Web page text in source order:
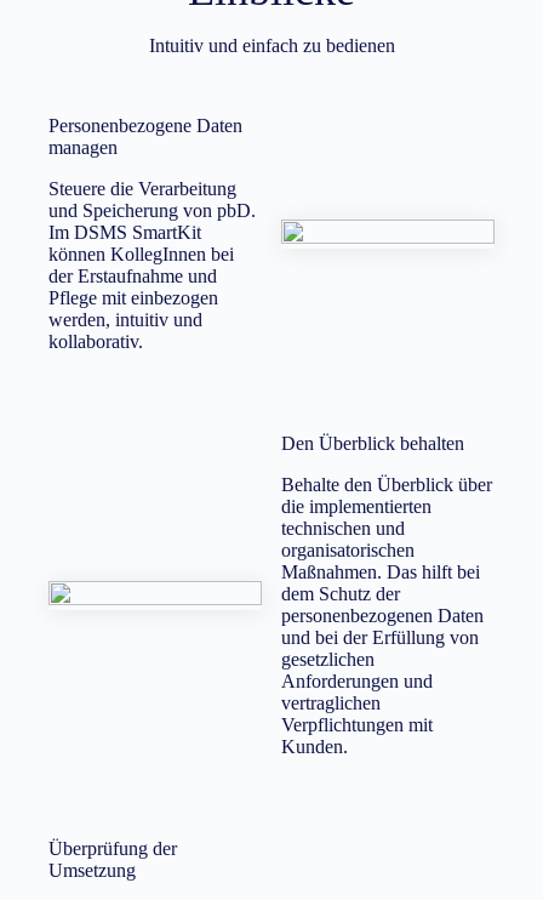
Intuitiv und einfach zu bedienen
Personenbezogene Daten
managen
Steuere die Verarbeitung
und Speicherung von pbD.
Im DSMS SmartKit
können KollegInnen bei
der Erstaufnahme und
Pflege mit einbezogen
werden, intuitiv und
kollaborativ.
Den Überblick behalten
Behalte den Überblick über
die implementierten
technischen und
organisatorischen
Maßnahmen. Das hilft bei
dem Schutz der
personenbezogenen Daten
und bei der Erfüllung von
gesetzlichen
Anforderungen und
vertraglichen
Verpflichtungen mit
Kunden.
Überprüfung der
Umsetzung